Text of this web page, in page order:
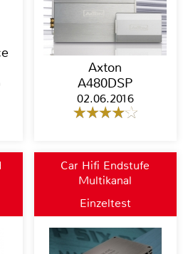
Axton
A480DSP
02.06.2016
Car Hifi Endstufe
Multikanal
Einzeltest